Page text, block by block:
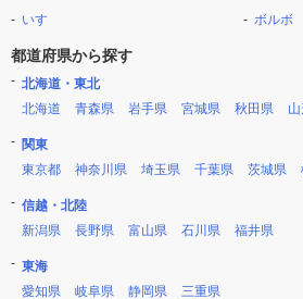
いすゞ
ボルボ
都道府県から探す
北海道・東北
北海道
青森県 岩手県 宮城県 秋田県
関東
東京都
神奈川県 埼玉県 千葉県 茨城県
信越・北陸
新潟県
長野県 富山県 石川県 福井県
東海
愛知県
岐阜県 静岡県 三重県